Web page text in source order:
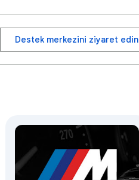
Destek merkezini ziyaret edin